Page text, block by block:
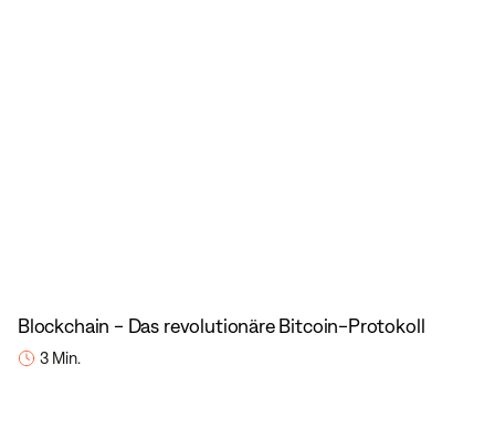
Blockchain - Das revolutionäre Bitcoin-Protokoll
3 Min.